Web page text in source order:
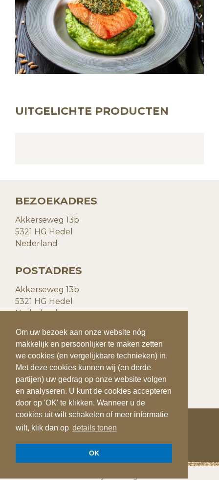
Om uw bezoek aan onze website nóg
makkelijk en persoonlijker te maken zetten
we cookies (en vergelijkbare technieken) in.
Met deze cookies kunnen wij (en derde
partijen) uw gedrag op onze website volgen
en analyseren. U kunt de cookies accepteren
door op 'OK' te klikken. Wanneer u de
cookies uit wilt schakelen of meer informatie
wilt, klik dan op details tonen
OK
Om uw bezoek aan onze website nóg
makkelijk en persoonlijker te maken zetten
we cookies (en vergelijkbare technieken) in.
Met deze cookies kunnen wij (en derde
partijen) uw gedrag op onze website volgen
en analyseren. U kunt de cookies accepteren
door op 'OK' te klikken. Wanneer u de
cookies uit wilt schakelen of meer informatie
wilt, klik dan op details tonen
OK
UITGELICHTE PRODUCTEN
BEZOEKADRES
Akkerseweg 13b
5321 HG Hedel
Nederland
POSTADRES
Akkerseweg 13b
5321 HG Hedel
Nederland
CONTACTGEGEVENS
T:+31(0)73 599 20 93
E:info@quiks.nl
COPYRIGHT 2026